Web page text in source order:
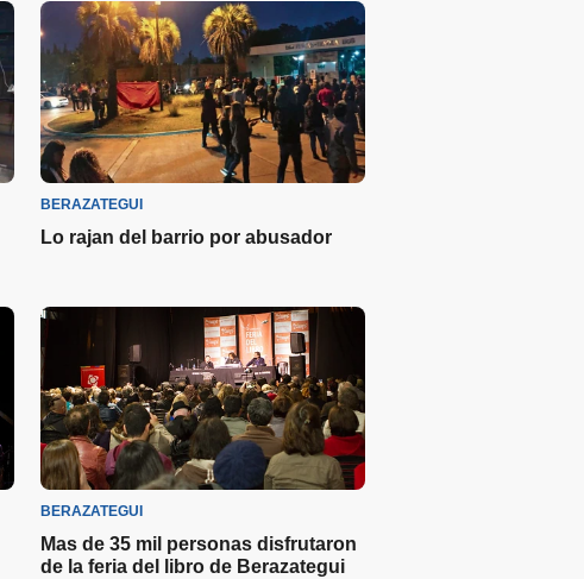
BERAZATEGUI
Lo rajan del barrio por abusador
BERAZATEGUI
Mas de 35 mil personas disfrutaron
de la feria del libro de Berazategui